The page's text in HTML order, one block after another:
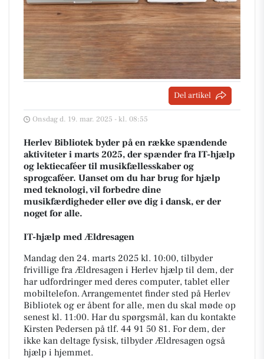
Del artikel
Onsdag d. 19. mar. 2025 - kl. 08:55
Herlev Bibliotek byder på en række spændende
aktiviteter i marts 2025, der spænder fra IT-hjælp
og lektiecaféer til musikfællesskaber og
sprogcaféer. Uanset om du har brug for hjælp
med teknologi, vil forbedre dine
musikfærdigheder eller øve dig i dansk, er der
noget for alle.
IT-hjælp med Ældresagen
Mandag den 24. marts 2025 kl. 10:00, tilbyder
frivillige fra Ældresagen i Herlev hjælp til dem, der
har udfordringer med deres computer, tablet eller
mobiltelefon. Arrangementet finder sted på Herlev
Bibliotek og er åbent for alle, men du skal møde op
senest kl. 11:00. Har du spørgsmål, kan du kontakte
Kirsten Pedersen på tlf. 44 91 50 81. For dem, der
ikke kan deltage fysisk, tilbyder Ældresagen også
hjælp i hjemmet.